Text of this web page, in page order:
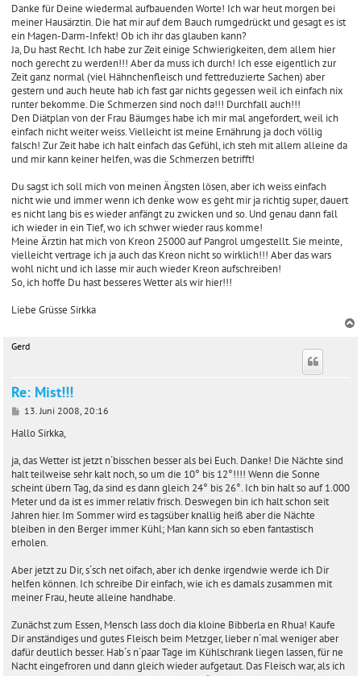
a
g
Danke für Deine wiedermal aufbauenden Worte! Ich war heut morgen bei
meiner Hausärztin. Die hat mir auf dem Bauch rumgedrückt und gesagt es ist
ein Magen-Darm-Infekt! Ob ich ihr das glauben kann?
Ja, Du hast Recht. Ich habe zur Zeit einige Schwierigkeiten, dem allem hier
noch gerecht zu werden!!! Aber da muss ich durch! Ich esse eigentlich zur
Zeit ganz normal (viel Hähnchenfleisch und fettreduzierte Sachen) aber
gestern und auch heute hab ich fast gar nichts gegessen weil ich einfach nix
runter bekomme. Die Schmerzen sind noch da!!! Durchfall auch!!!
Den Diätplan von der Frau Bäumges habe ich mir mal angefordert, weil ich
einfach nicht weiter weiss. Vielleicht ist meine Ernährung ja doch völlig
falsch! Zur Zeit habe ich halt einfach das Gefühl, ich steh mit allem alleine da
und mir kann keiner helfen, was die Schmerzen betrifft!
Du sagst ich soll mich von meinen Ängsten lösen, aber ich weiss einfach
nicht wie und immer wenn ich denke wow es geht mir ja richtig super, dauert
es nicht lang bis es wieder anfängt zu zwicken und so. Und genau dann fall
ich wieder in ein Tief, wo ich schwer wieder raus komme!
Meine Ärztin hat mich von Kreon 25000 auf Pangrol umgestellt. Sie meinte,
vielleicht vertrage ich ja auch das Kreon nicht so wirklich!!! Aber das wars
wohl nicht und ich lasse mir auch wieder Kreon aufschreiben!
So, ich hoffe Du hast besseres Wetter als wir hier!!!
Liebe Grüsse Sirkka
Gerd
Re: Mist!!!
B
i
a
g
13. Juni 2008, 20:16
Hallo Sirkka,
ja, das Wetter ist jetzt n´bisschen besser als bei Euch. Danke! Die Nächte sind
halt teilweise sehr kalt noch, so um die 10° bis 12°!!!! Wenn die Sonne
scheint übern Tag, da sind es dann gleich 24° bis 26°. Ich bin halt so auf 1.000
Meter und da ist es immer relativ frisch. Deswegen bin ich halt schon seit
Jahren hier. Im Sommer wird es tagsüber knallig heiß aber die Nächte
bleiben in den Berger immer Kühl; Man kann sich so eben fantastisch
erholen.
Aber jetzt zu Dir, s´sch net oifach, aber ich denke irgendwie werde ich Dir
helfen können. Ich schreibe Dir einfach, wie ich es damals zusammen mit
meiner Frau, heute alleine handhabe.
Zunächst zum Essen, Mensch lass doch dia kloine Bibberla en Rhua! Kaufe
Dir anständiges und gutes Fleisch beim Metzger, lieber n´mal weniger aber
dafür deutlich besser. Hab´s n´paar Tage im Kühlschrank liegen lassen, für ne
Nacht eingefroren und dann gleich wieder aufgetaut. Das Fleisch war, als ich